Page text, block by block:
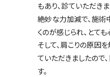
もあり、診ていただきま
絶妙な力加減で、施
くのが感じられ、とて
そして、肩こりの原因
ていただきましたので
す。